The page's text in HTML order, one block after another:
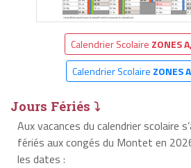
Calendrier Scolaire ZONES
Calendrier Scolaire ZONES
Jours Fériés ⤵
Aux vacances du calendrier scolaire
fériés aux congés du Montet en
les dates :